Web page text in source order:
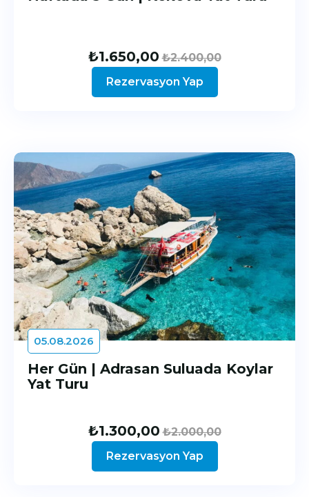
₺1.650,00 ₺2.400,00
Rezervasyon Yap
05.08.2026
Her Gün | Adrasan Suluada Koylar
Yat Turu
₺1.300,00 ₺2.000,00
Rezervasyon Yap